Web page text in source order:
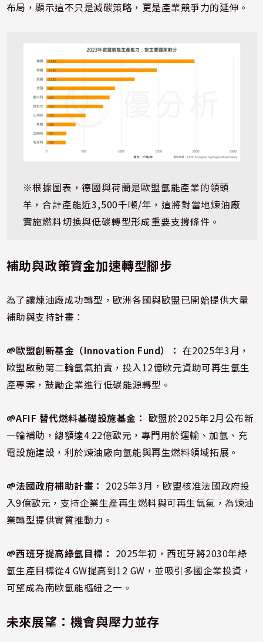
布局，顯示這不只是減碳策略，更是產業競爭力的延伸。
※根據圖表，德國與荷蘭是歐盟氫能產業的領頭
羊，合計產能近3,500千噸/年，這將對當地煉油廠
實施燃料切換與低碳轉型形成重要支撐條件。
補助與政策資金加速轉型腳步
為了讓煉油廠成功轉型，歐洲各國與歐盟已開始提供大量
補助與支持計畫：
🌱歐盟創新基金（Innovation Fund）： 在2025年3月，
歐盟啟動第二輪氫氣拍賣，投入12億歐元資助可再生氫生
產專案，鼓勵企業進行低碳能源轉型。
🌱AFIF 替代燃料基礎設施基金： 歐盟於2025年2月公布新
一輪補助，總額達4.22億歐元，專門用於運輸、加氫、充
電設施建設，利於煉油廠向氫能與再生燃料領域拓展。
🌱法國政府補助計畫： 2025年3月，歐盟核准法國政府投
入9億歐元，支持企業生產再生燃料與可再生氫氣，為煉油
業轉型提供實質推動力。
🌱西班牙提高綠氫目標： 2025年初，西班牙將2030年綠
氫生產目標從4 GW提高到12 GW，並吸引多國企業投資，
可望成為南歐氫能樞紐之一。
未來展望：機會與壓力並存